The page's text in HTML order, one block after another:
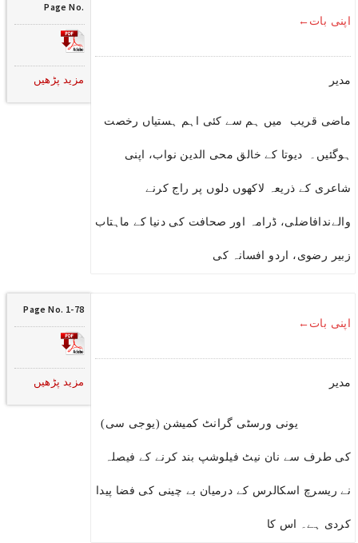
اپنی بات←
مدیر
ماضی قریب میں ہم سے کئی اہم ہستیاں رخصت
ہوگئیں۔ دیوتا کے خالق محی الدین نواب، اپنی
شاعری کے ذریعہ لاکھوں دلوں پر راج کرنے
والےندافاضلی، ڈرامہ اور صحافت کی دنیا کے ماہتاب
زبیر رضوی، اردو افسانہ کی
Page No.
مزید پڑھیں
اپنی بات←
مدیر
یونی ورسٹی گرانٹ کمیشن (یوجی سی)
کی طرف سے نان نیٹ فیلوشپ بند کرنے کے فیصلہ
نے ریسرچ اسکالرس کے درمیان بے چینی کی فضا پیدا
کردی ہے۔ اس کا
Page No. 1-78
مزید پڑھیں